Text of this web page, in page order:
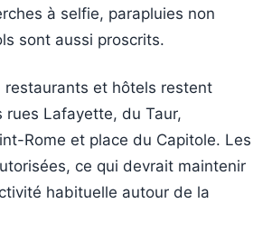
à selfie, parapluies non
sont aussi proscrits.
restaurants et hôtels restent
rues Lafayette, du Taur,
Rome et place du Capitole. Les
ce qui devrait maintenir
habituelle autour de la